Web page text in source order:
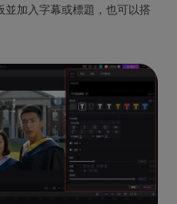
並加入字幕或標題，也可以搭